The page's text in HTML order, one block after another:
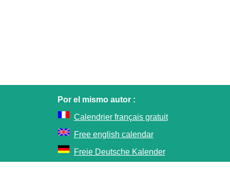
Por el mismo autor :
Calendrier français gratuit
Free english calendar
Freie Deutsche Kalender